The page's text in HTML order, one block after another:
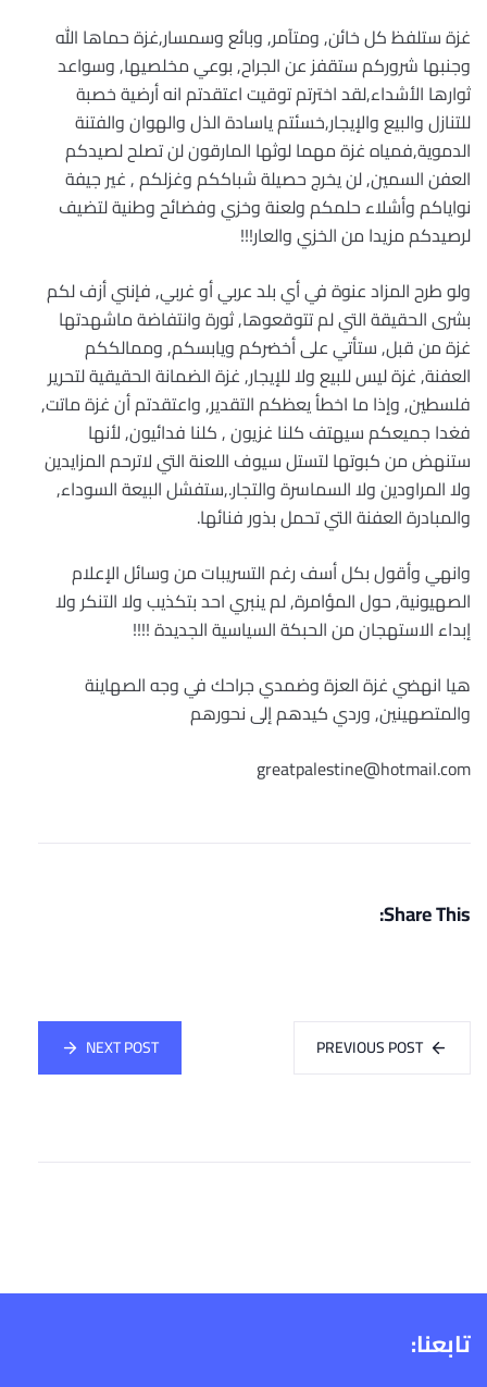
غزة ستلفظ كل خائن, ومتآمر, وبائع وسمسار,غزة حماها الله
وجنبها شروركم ستقفز عن الجراح, بوعي مخلصيها, وسواعد
ثوارها الأشداء,لقد اخترتم توقيت اعتقدتم انه أرضية خصبة
للتنازل والبيع والإيجار,خسئتم ياسادة الذل والهوان والفتنة
الدموية,فمياه غزة مهما لوثها المارقون لن تصلح لصيدكم
العفن السمين, لن يخرج حصيلة شباككم وغزلكم , غير جيفة
نواياكم وأشلاء حلمكم ولعنة وخزي وفضائح وطنية لتضيف
لرصيدكم مزيدا من الخزي والعار!!!
ولو طرح المزاد عنوة في أي بلد عربي أو غربي, فإنني أزف لكم
بشرى الحقيقة التي لم تتوقعوها, ثورة وانتفاضة ماشهدتها
غزة من قبل, ستأتي على أخضركم ويابسكم, وممالككم
العفنة, غزة ليس للبيع ولا للإيجار, غزة الضمانة الحقيقية لتحرير
فلسطين, وإذا ما اخطأ يعظكم التقدير, واعتقدتم أن غزة ماتت,
فغدا جميعكم سيهتف كلنا غزيون , كلنا فدائيون, لأنها
ستنهض من كبوتها لتستل سيوف اللعنة التي لاترحم المزايدين
ولا المراودين ولا السماسرة والتجار.,ستفشل البيعة السوداء,
والمبادرة العفنة التي تحمل بذور فنائها.
وانهي وأقول بكل أسف رغم التسريبات من وسائل الإعلام
الصهيونية, حول المؤامرة, لم ينبري احد بتكذيب ولا التنكر ولا
إبداء الاستهجان من الحبكة السياسية الجديدة !!!!
هيا انهضي غزة العزة وضمدي جراحك في وجه الصهاينة
والمتصهينين, وردي كيدهم إلى نحورهم
greatpalestine@hotmail.com
Share This:
PREVIOUS POST
NEXT POST
تابعنا: